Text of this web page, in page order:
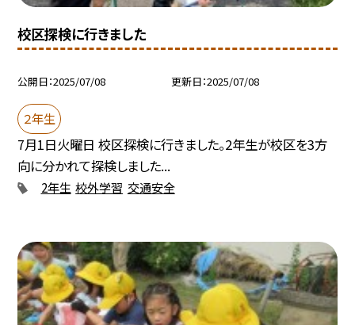
校区探検に行きました
公開日 2025/07/08 更新日 2025/07/08
２年生
7月1日火曜日 校区探検に行きました。2年生が校区を3方
向に分かれて探検しました...
2年生 校外学習 交通安全